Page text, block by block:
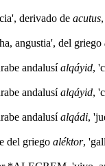
derivado de acutus
angustia', del griego
andalusíalqáyid,
andalusíalqáyid,
andalusíalqádi,
del griego aléktor,